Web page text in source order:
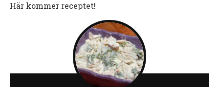
Här kommer receptet!